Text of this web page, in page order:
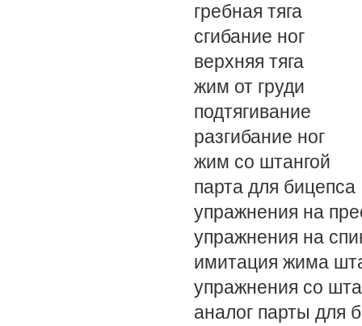
гребная тяга
сгибание ног
верхняя тяга
жим от груди
подтягивание
разгибание ног
жим со штангой
парта для бицепса
упражнения на
упражнения на
имитация жима
упражнения со
аналог парты для